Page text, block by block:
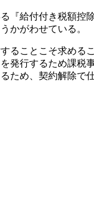
給付付き税額控
かがわせている。
ことこそ求める
発行するため課
め、契約解除